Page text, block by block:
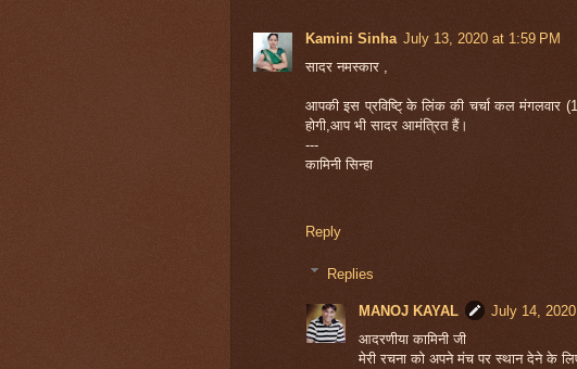
Kamini Sinha July 13, 2020 at 1:59 PM
सादर नमस्कार ,
आपकी इस प्रविष्टि् के लिंक की चर्चा कल मंगलवार
होगी,आप भी सादर आमंत्रित हैं।
---
कामिनी सिन्हा
Reply
Replies
MANOJ KAYAL
July 14,
आदरणीया कामिनी जी
मेरी रचना को अपने मंच पर स्थान देने के